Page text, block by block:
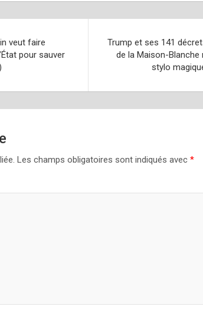
veut faire
pour sauver
Trump et ses 141
de la Maison-
stylo
Les champs obligatoires sont indiqués avec *